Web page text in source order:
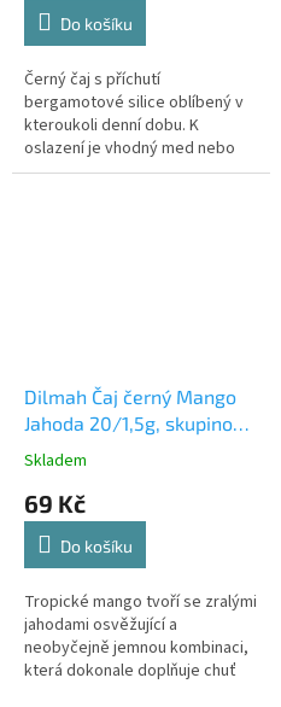
Do košíku
Černý čaj s příchutí
bergamotové silice oblíbený v
kteroukoli denní dobu. K
oslazení je vhodný med nebo
hnědý cukr.
Dilmah Čaj černý Mango
Jahoda 20/1,5g, skupinově
balené
Skladem
69 Kč
Do košíku
Tropické mango tvoří se zralými
jahodami osvěžující a
neobyčejně jemnou kombinaci,
která dokonale doplňuje chuť